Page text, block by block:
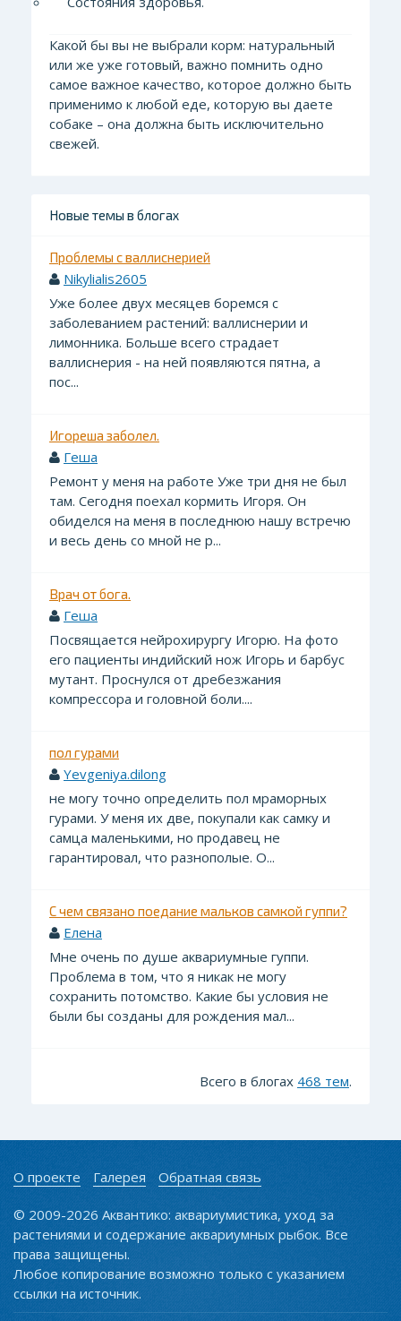
Какой бы вы не выбрали корм: натуральный
или же уже готовый, важно помнить одно
самое важное качество, которое должно быть
применимо к любой еде, которую вы даете
собаке – она должна быть исключительно
свежей.
Новые темы в блогах
Проблемы с валлиснерией
Nikylialis2605
Уже более двух месяцев боремся с
заболеванием растений: валлиснерии и
лимонника. Больше всего страдает
валлиснерия - на ней появляются пятна, а
пос...
Игореша заболел.
Геша
Ремонт у меня на работе Уже три дня не был
там. Сегодня поехал кормить Игоря. Он
обиделся на меня в последнюю нашу встречю
и весь день со мной не р...
Врач от бога.
Геша
Посвящается нейрохирургу Игорю. На фото
его пациенты индийский нож Игорь и барбус
мутант. Проснулся от дребезжания
компрессора и головной боли....
пол гурами
Yevgeniya.dilong
не могу точно определить пол мраморных
гурами. У меня их две, покупали как самку и
самца маленькими, но продавец не
гарантировал, что разнополые. О...
С чем связано поедание мальков самкой гуппи?
Елена
Мне очень по душе аквариумные гуппи.
Проблема в том, что я никак не могу
сохранить потомство. Какие бы условия не
были бы созданы для рождения мал...
Всего в блогах 468 тем.
О проекте Галерея Обратная связь
© 2009-2026 Аквантико: аквариумистика, уход за
растениями и содержание аквариумных рыбок. Все
права защищены.
Любое копирование возможно только с указанием
ссылки на источник.